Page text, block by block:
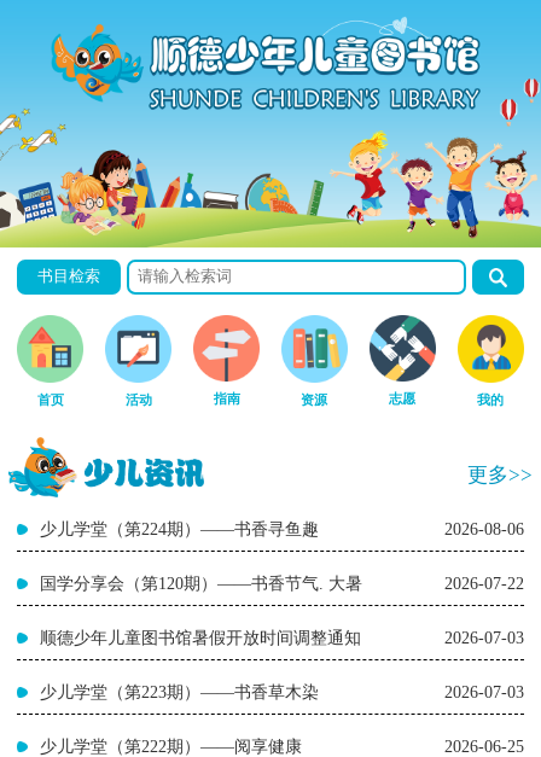
书目检索
首页 活动 指南 资源 志愿 我的
更多>>
少儿学堂（第224期）——书香寻鱼趣 2026-08-06
国学分享会（第120期）——书香节气. 大暑 2026-07-22
顺德少年儿童图书馆暑假开放时间调整通知 2026-07-03
少儿学堂（第223期）——书香草木染 2026-07-03
少儿学堂（第222期）——阅享健康 2026-06-25